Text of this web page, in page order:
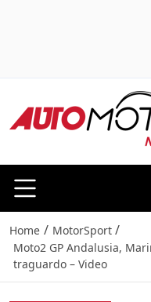
Home / MotorSport /
Moto2 GP Andalusia,
traguardo – Video